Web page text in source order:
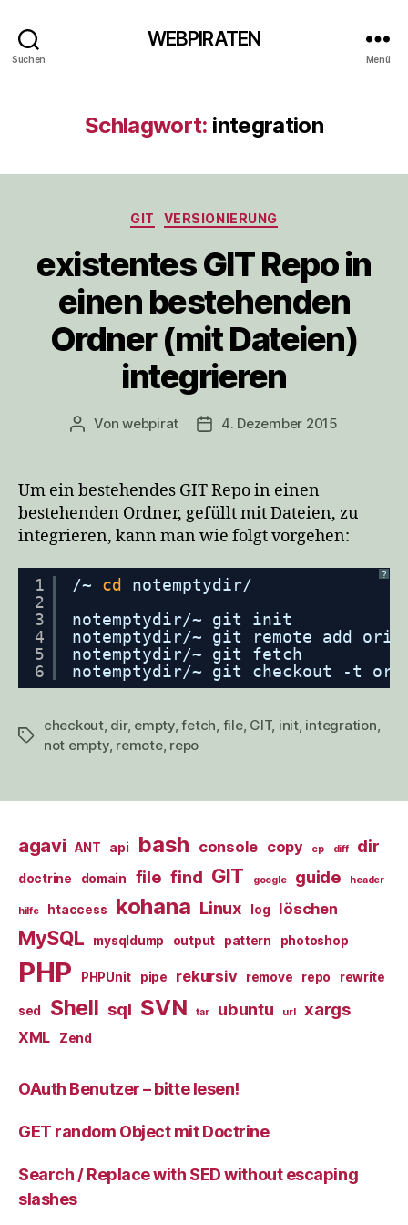
Suchen
WEBPIRATEN
Menü
Schlagwort: integration
Kategorien
GIT VERSIONIERUNG
existentes GIT Repo in
einen bestehenden
Ordner (mit Dateien)
integrieren
Beitragsautor
Vonwebpirat Veröffentlichungsdatum
4. Dezember 2015
Um ein bestehendes GIT Repo in einen
bestehenden Ordner, gefüllt mit Dateien, zu
integrieren, kann man wie folgt vorgehen:
?
1
2
3
4
5
6
/~ cd
notemptydir/
notemptydir/~ git init
notemptydir/~ git remote add
notemptydir/~ git fetch
notemptydir/~ git checkout -t
Schlagwörter
checkout, dir, empty,fetch, file, GIT, init, integration,
not empty, remote, repo
agavi ANT api bash console copy cp diff dir
doctrine domain file find GIT google guide header
hilfe htaccess kohana Linux log löschen
MySQL mysqldump output pattern photoshop
PHP PHPUnit pipe rekursiv remove repo rewrite
sed Shell sql SVN tar ubuntu url xargs
XML Zend
OAuth Benutzer – bitte lesen!
GET random Object mit Doctrine
Search / Replace with SED without escaping
slashes